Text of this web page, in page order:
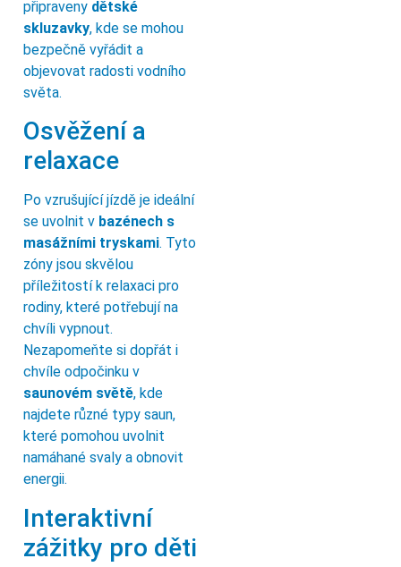
připraveny dětské
skluzavky, kde se mohou
bezpečně vyřádit a
objevovat radosti vodního
světa.
Osvěžení a
relaxace
Po vzrušující jízdě je ideální
se uvolnit v bazénech s
masážními tryskami. Tyto
zóny jsou skvělou
příležitostí k relaxaci pro
rodiny, které potřebují na
chvíli vypnout.
Nezapomeňte si dopřát i
chvíle odpočinku v
saunovém světě, kde
najdete různé typy saun,
které pomohou uvolnit
namáhané svaly a obnovit
energii.
Interaktivní
zážitky pro děti